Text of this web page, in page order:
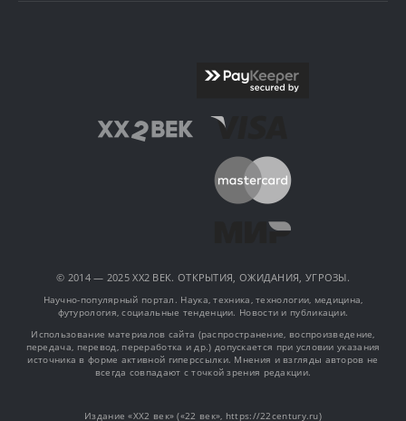
© 2014 — 2025 XX2 ВЕК. ОТКРЫТИЯ, ОЖИДАНИЯ, УГРОЗЫ.
Научно-популярный портал. Наука, техника, технологии, медицина,
футурология, социальные тенденции. Новости и публикации.
Использование материалов сайта (распространение, воспроизведение,
передача, перевод, переработка и др.) допускается при условии указания
источника в форме активной гиперссылки. Мнения и взгляды авторов не
всегда совпадают с точкой зрения редакции.
Издание «XX2 век» («22 век», https://22century.ru)